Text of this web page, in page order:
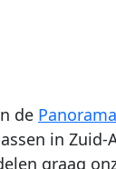
de
in Zuid-
graag